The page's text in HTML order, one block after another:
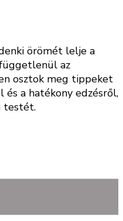
örömét lelje a
az
osztok meg tippeket
és a hatékony edzésről,
testét.